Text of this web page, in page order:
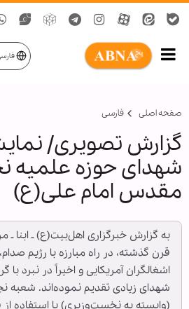
صفحه اصلی فارسی
گزارش تصویری/
شهدای حوزه علمیه
مقدس امام علی(ع)
به گزارش خبرگزاری اهل‌بیت(ع) ـ ابنا ـ
قرن گذشته، در راه مبارزه با رژیم
اشغالگران آمریکایی و اخیراً در نبرد
شهدای زیادی تقدیم نموده‌اند. شعبه
(وابسته به نخست‌وزیری) با استفاده